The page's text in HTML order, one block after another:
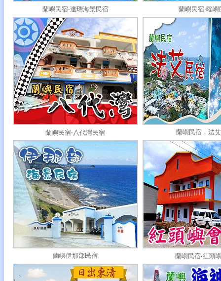
蘭嶼民宿‧達瑞海景民宿 蘭嶼民宿‧曜嶼
蘭嶼民宿‧八代灣民宿 蘭嶼民宿．法
蘭嶼伊那部民宿 蘭嶼民宿‧紅頭